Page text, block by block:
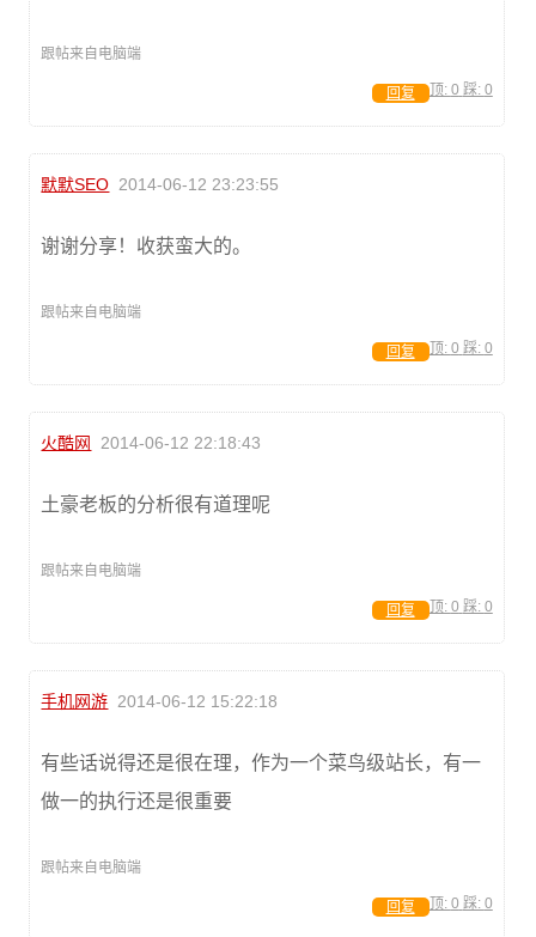
跟帖来自电脑端
顶: 0 踩: 0
回复
默默SEO 2014-06-12 23:23:55
谢谢分享！收获蛮大的。
跟帖来自电脑端
顶: 0 踩: 0
回复
火酷网 2014-06-12 22:18:43
土豪老板的分析很有道理呢
跟帖来自电脑端
顶: 0 踩: 0
回复
手机网游 2014-06-12 15:22:18
有些话说得还是很在理，作为一个菜鸟级站长，有一
做一的执行还是很重要
跟帖来自电脑端
顶: 0 踩: 0
回复